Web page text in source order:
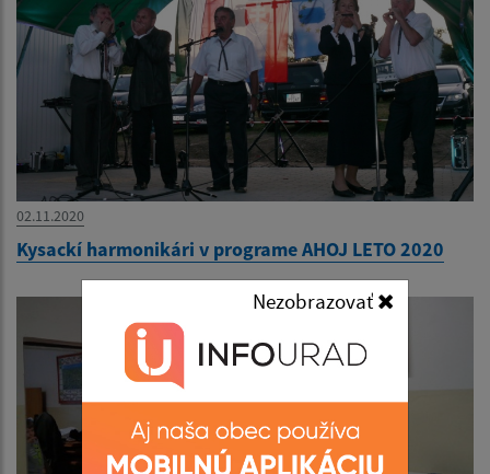
Nezobrazovať
02.11.2020
Kysackí harmonikári v programe AHOJ LETO 2020